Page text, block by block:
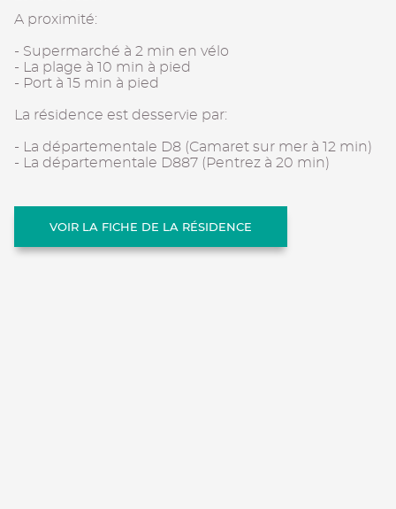
A proximité:
- Supermarché à 2 min en vélo
- La plage à 10 min à pied
- Port à 15 min à pied
La résidence est desservie par:
- La départementale D8 (Camaret sur mer à 12 min)
- La départementale D887 (Pentrez à 20 min)
VOIR LA FICHE DE LA RÉSIDENCE